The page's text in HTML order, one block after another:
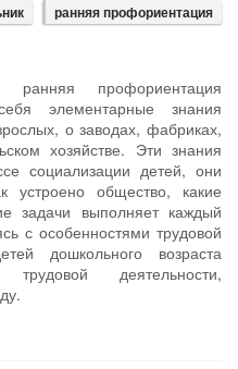
ранняя профориентация
профориентация
элементарные знания
о заводах, фабриках,
хозяйстве. Эти знания
социализации детей, они
устроено общество, какие
задачи выполняет каждый
с особенностями трудовой
дошкольного возраста
деятельности,